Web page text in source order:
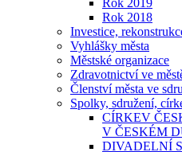
Rok 2019
Rok 2018
Investice,
Vyhlášky města
Městské organizace
Zdravotnictví ve
Členství města ve
Spolky, sdružení,
CÍRKEV
V ČESKÉM
DIVADELNÍ